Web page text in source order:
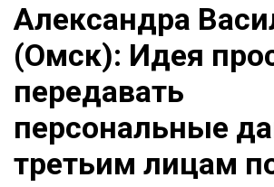
Экономика
Природа
Образование
Спорт
Культура
Александра
(Омск): Идея
передавать
персональные
третьим лицам